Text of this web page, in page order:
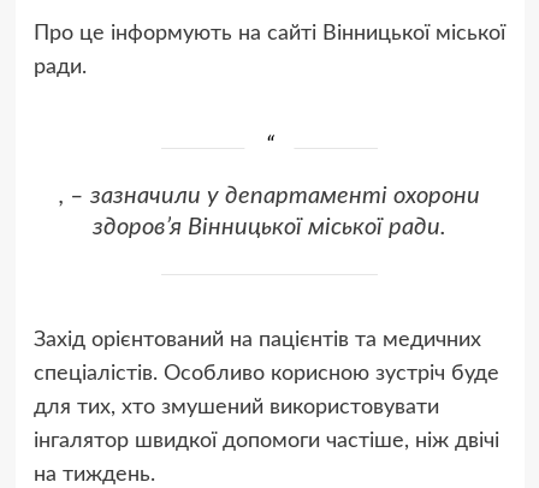
Про це інформують на сайті Вінницької міської
ради.
, – зазначили у департаменті охорони
здоров’я Вінницької міської ради.
Захід орієнтований на пацієнтів та медичних
спеціалістів. Особливо корисною зустріч буде
для тих, хто змушений використовувати
інгалятор швидкої допомоги частіше, ніж двічі
на тиждень.